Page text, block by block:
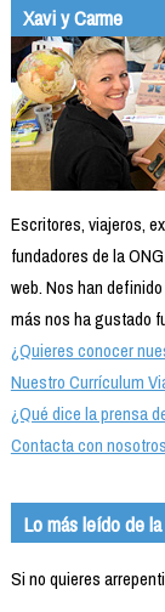
Xavi y Carme
Escritores, viajeros,
fundadores de la
web. Nos han
más nos ha gustado
¿Quieres conocer
Nuestro Currículum
¿Qué dice la prensa
Contacta con nosotros
Lo más leído de
Si no quieres